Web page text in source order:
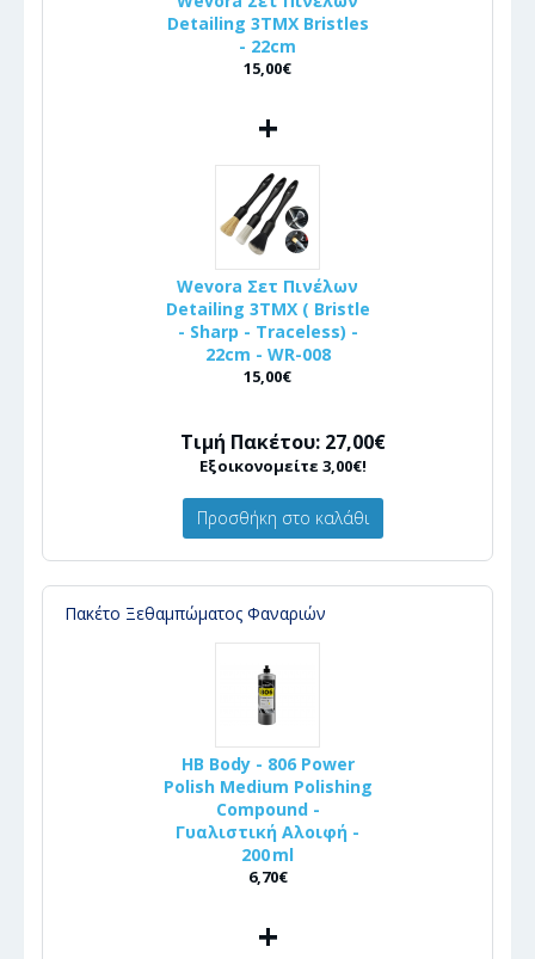
Detailing 3ΤΜΧ Bristles
- 22cm
15,00€
+
Wevora Σετ Πινέλων
Detailing 3ΤΜΧ ( Bristle
- Sharp - Traceless) -
22cm - WR-008
15,00€
Τιμή Πακέτου: 27,00€
Εξοικονομείτε 3,00€!
Προσθήκη στο καλάθι
Πακέτο Ξεθαμπώματος Φαναριών
HB Body - 806 Power
Polish Medium Polishing
Compound -
Γυαλιστική Αλοιφή -
200 ml
6,70€
+